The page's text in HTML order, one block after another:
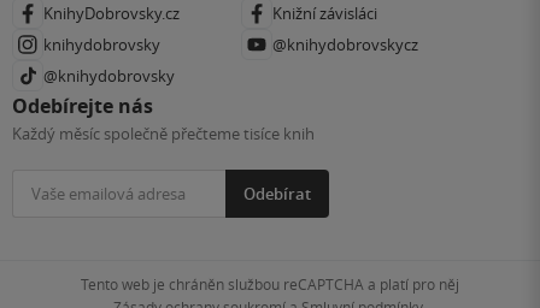
KnihyDobrovsky.cz
Knižní závisláci
knihydobrovsky
@knihydobrovskycz
@knihydobrovsky
Odebírejte nás
Každý měsíc společně přečteme tisíce knih
Odebírat
Tento web je chráněn službou reCAPTCHA a platí pro něj